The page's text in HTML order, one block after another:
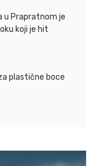
u Prapratnom je
koji je hit
plastične boce